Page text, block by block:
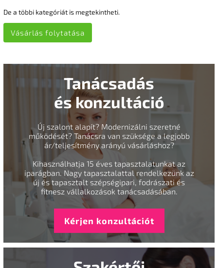
De a többi kategóriát is megtekintheti.
Vásárlás folytatása
Tanácsadás
és konzultáció
Új szalont alapít? Modernizálni szeretné
működését? Tanácsra van szüksége a legjobb
ár/teljesítmény arányú vásárláshoz?
Kihasználhatja 15 éves tapasztalatunkat az
iparágban. Nagy tapasztalattal rendelkezünk az
új és tapasztalt szépségipari, fodrászati és
fitnesz vállalkozások tanácsadásában.
Kérjen konzultációt